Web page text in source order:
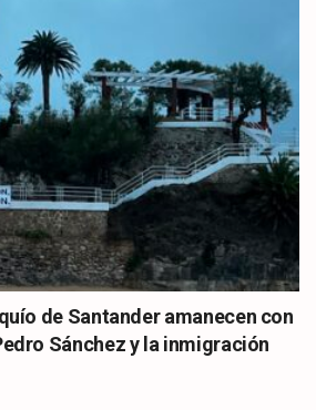
de Santander amanecen con
Sánchez y la inmigración